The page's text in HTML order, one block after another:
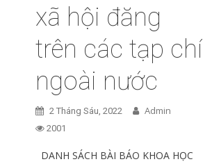
xã hội đăng
trên các tạp chí
ngoài nước
2 Tháng Sáu, 2022 Admin
2001
DANH SÁCH BÀI BÁO KHOA HỌC